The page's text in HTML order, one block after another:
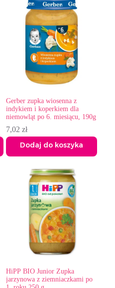
Gerber zupka wiosenna z
indykiem i koperkiem dla
niemowląt po 6. miesiącu, 190g
7,02 zł
Dodaj do koszyka
HiPP BIO Junior Zupka
jarzynowa z ziemniaczkami po